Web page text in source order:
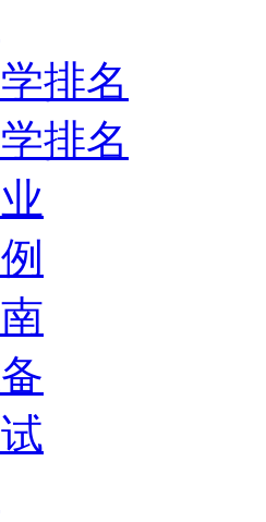
排名
排名